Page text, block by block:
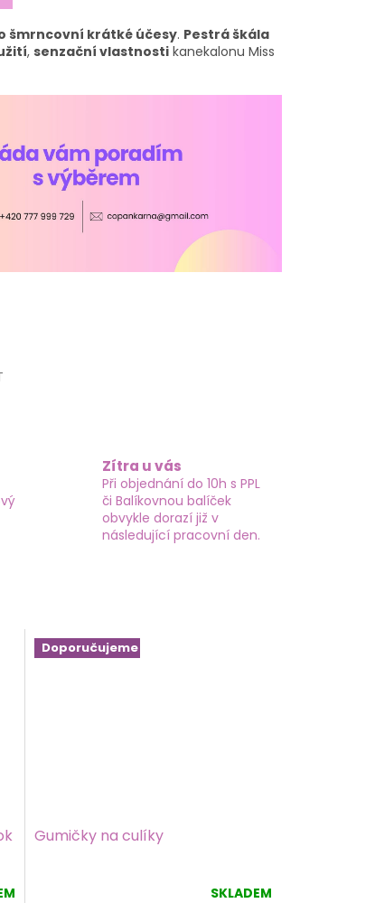
šmrncovní krátké účesy. Pestrá škála
, senzační vlastnosti kanekalonu Miss
Zítra u vás
Při objednání do 10h s PPL
či Balíkovnou balíček
obvykle dorazí již v
následující pracovní den.
Doporučujeme
Gumičky na culíky
SKLADEM